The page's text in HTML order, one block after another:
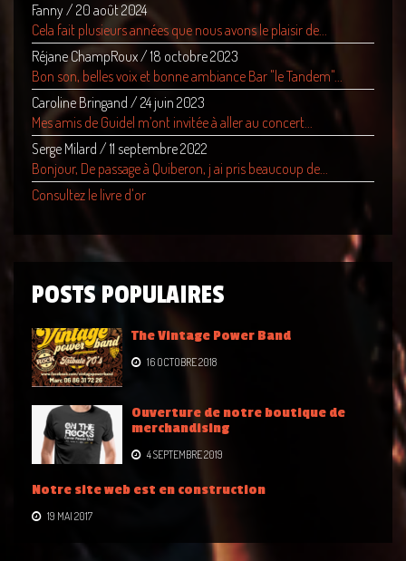
Fanny/ 20 août 2024
Cela fait plusieurs années que nous avons le plaisir de...
Réjane ChampRoux/ 18 octobre 2023
Bon son, belles voix et bonne ambiance Bar "le Tandem"...
Caroline Bringand / 24 juin 2023
Mes amis de Guidel m’ont invitée à aller au concert...
Serge Milard / 11 septembre 2022
Bonjour, De passage à Quiberon, j ai pris beaucoup de...
Consultez le livre d'or
POSTS POPULAIRES
The Vintage Power Band
16 OCTOBRE 2018
Ouverture de notre boutique de
merchandising
4 SEPTEMBRE 2019
Notre site web est en construction
19 MAI 2017